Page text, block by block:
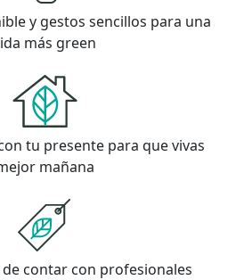
y gestos sencillos para una
más green
tu presente para que vivas
mañana
contar con profesionales